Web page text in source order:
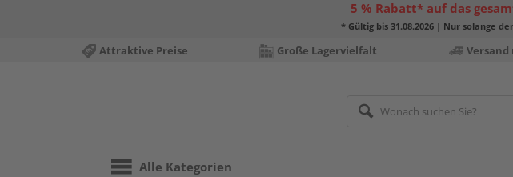
5 % Rabatt* auf das
* Gültig bis 31.08.2026 | Nur solange
Attraktive Preise Große Lagervielfalt
Alle Kategorien